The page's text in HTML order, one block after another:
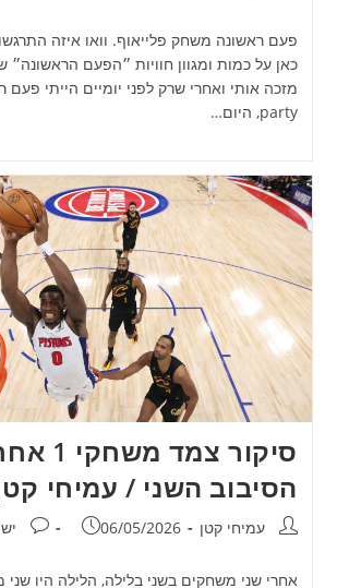
פעם ראשונה משחק פלייאוף. וואו איזה
כאן על כמות ומגוון חוויות ״הפעם הראשונה״
party, היום…
סיקור
הסיבוב השני / עמיחי
מחבר:עמיחי קטן פורסם:
06/05/2026 תגובות:
יש 23 תגובות